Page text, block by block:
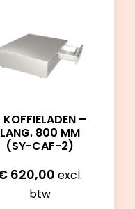
KOFFIELADEN –
LANG. 800 MM
(SY-CAF-2)
620,00 excl.
btw